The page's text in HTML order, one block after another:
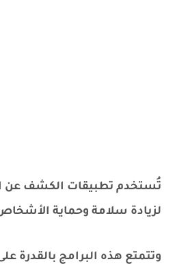
تُستخدم تطبيقات الكشف عن
لزيادة سلامة وحماية
وتتمتع هذه البرامج بالقدرة